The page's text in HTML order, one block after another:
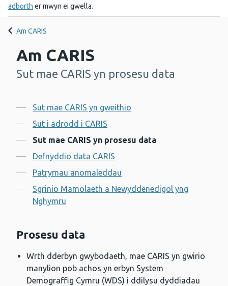
adborth er mwyn ei gwella.
Am CARIS
Am CARIS
-
Sut mae CARIS yn prosesu data
Cynnwys
Sut mae CARIS yn gweithio
Sut i adrodd i CARIS
Sut mae CARIS yn prosesu data
Defnyddio data CARIS
Patrymau anomaleddau
Sgrinio Mamolaeth a Newyddenedigol yng
Nghymru
Prosesu data
Wrth dderbyn gwybodaeth, mae CARIS yn gwirio
manylion pob achos yn erbyn System
Demograffig Cymru (WDS) i ddilysu dyddiadau